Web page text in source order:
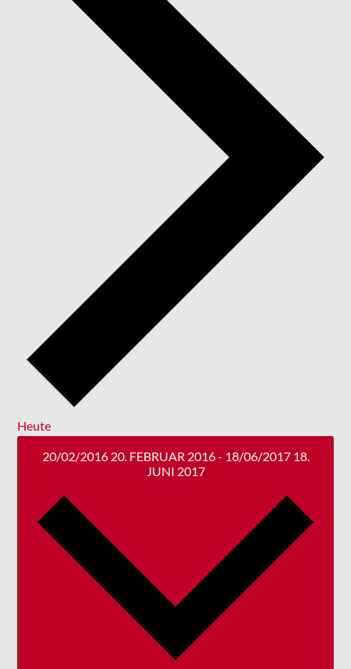
Heute
20/02/2016 20. FEBRUAR 2016- 18/06/2017 18.
JUNI 2017